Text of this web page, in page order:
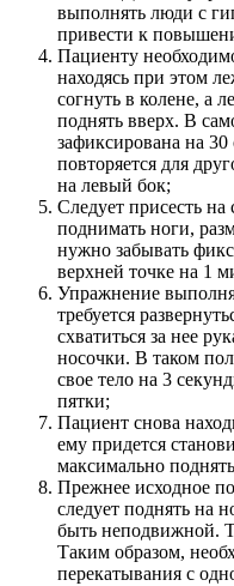
выполнять люди с
привести к
Пациенту
находясь при этом
согнуть в колене, а
поднять вверх. В
зафиксирована на
повторяется для
на левый бок;
Следует присесть
поднимать ноги,
нужно забывать
верхней точке на 1
Упражнение
требуется
схватиться за нее
носочки. В таком
свое тело на 3
пятки;
Пациент снова
ему придется
максимально
Прежнее исходное
следует поднять на
быть неподвижной.
Таким образом,
перекатывания с